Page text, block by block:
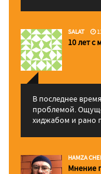
SALAT
10 лет
В последнее
проблемой.
хиджабом и рано
HAMZA
Мнение